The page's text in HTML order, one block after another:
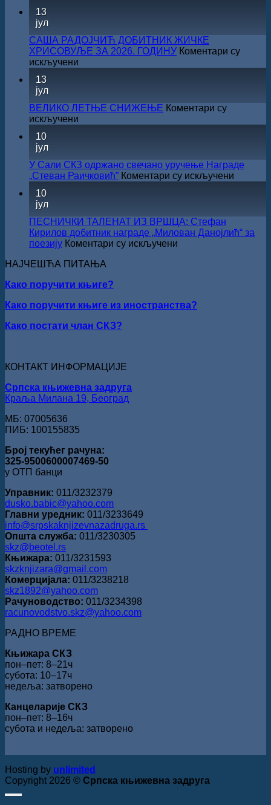
конкурса
Министарства
културе
за
издања
на
српском
13
јул
САША РАДОЈЧИЋ ДОБИТНИК ЖИЧКЕ
ХРИСОВУЉЕ ЗА 2026. ГОДИНУ Коментари су
искључени
ЖИЧКЕ
ХРИСОВУЉЕ
ЗА
13
јул
ВЕЛИКО ЛЕТЊЕ СНИЖЕЊЕ Коментари су
искључени
10
јул
У Сали СКЗ одржано свечано уручење Награде
„Стеван Раичковић” Коментари су искључени
свечано
10
јул
ПЕСНИЧКИ ТАЛЕНАТ ИЗ ВРШЦА: Стефан
Кирилов добитник награде „Милован Данојлић“ за
поезију Коментари су искључени
Кирилов
НАЈЧЕШЋА ПИТАЊА
Како поручити књиге?
Како поручити књиге из иностранства?
Како постати члан СКЗ?
КОНТАКТ ИНФОРМАЦИЈЕ
Српска књижевна задруга
Краља Милана 19, Београд
МБ: 07005636
ПИБ: 100155835
Број текућег рачуна:
325-9500600007469-50
у ОТП банци
Управник: 011/3232379
dusko.babic@yahoo.com
Главни уредник: 011/3233649
info@srpskaknjizevnazadruga.rs
Општа служба: 011/3230305
skz@beotel.rs
Књижара: 011/3231593
skzknjizara@gmail.com
Комерцијала: 011/3238218
skz1892@yahoo.com
Рачуноводство: 011/3234398
racunovodstvo.skz@yahoo.com
РАДНО ВРЕМЕ
Књижара СКЗ
пон‒пет: 8‒21ч
субота: 10‒17ч
недеља: затворено
Канцеларије СКЗ
пон‒пет: 8‒16ч
субота и недеља: затворено
Hosting by unlimited
Copyright 2026 © Српска књижевна задруга